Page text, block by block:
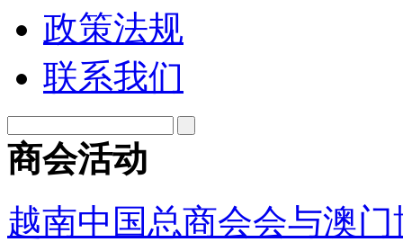
政策法规
联系我们
商会活动
越南中国总商会会与澳